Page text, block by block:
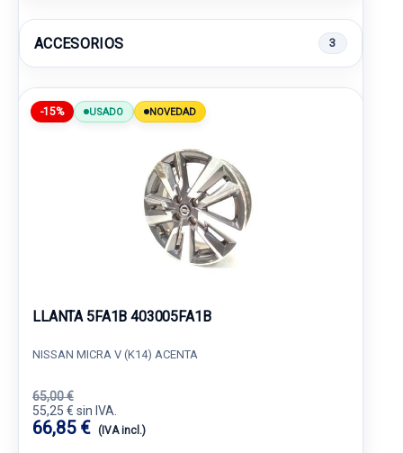
ACCESORIOS 3
-15% USADO NOVEDAD
LLANTA 5FA1B 403005FA1B
NISSAN MICRA V (K14) ACENTA
65,00 €
55,25 € sin IVA.
66,85 € (IVA incl.)